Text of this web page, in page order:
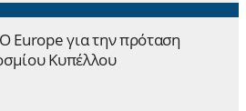
Europe για την πρόταση
Κυπέλλου